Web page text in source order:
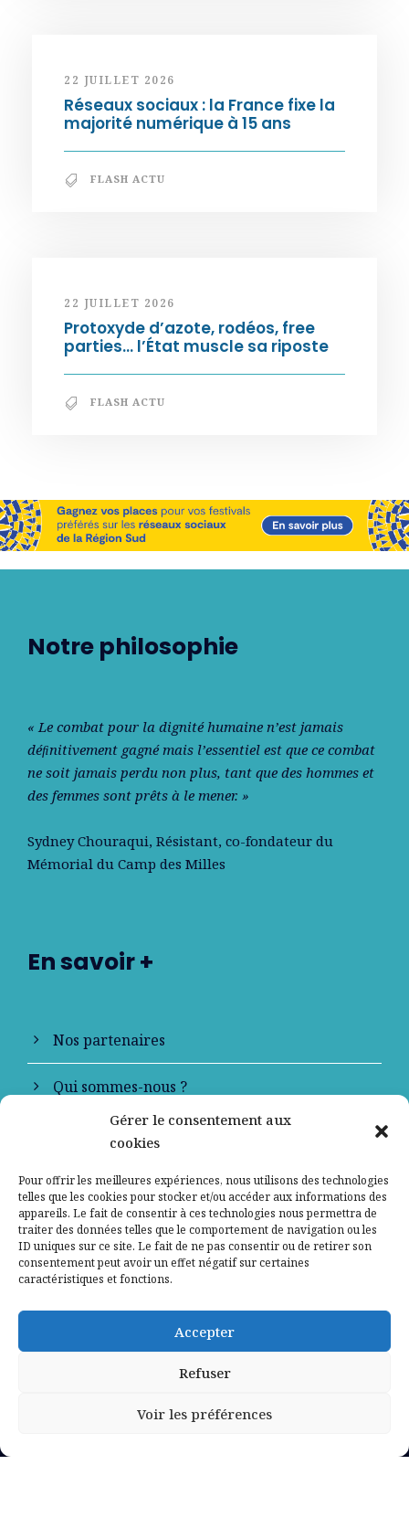
Gérer le consentement aux
cookies
Pour offrir les meilleures expériences, nous utilisons des technologies
telles que les cookies pour stocker et/ou accéder aux informations des
appareils. Le fait de consentir à ces technologies nous permettra de
traiter des données telles que le comportement de navigation ou les
ID uniques sur ce site. Le fait de ne pas consentir ou de retirer son
consentement peut avoir un effet négatif sur certaines
caractéristiques et fonctions.
Accepter
Refuser
Voir les préférences
22 JUILLET 2026
Réseaux sociaux : la France fixe la
majorité numérique à 15 ans
FLASH ACTU
22 JUILLET 2026
Protoxyde d’azote, rodéos, free
parties… l’État muscle sa riposte
FLASH ACTU
Notre philosophie
« Le combat pour la dignité humaine n’est jamais
déﬁnitivement gagné mais l’essentiel est que ce combat
ne soit jamais perdu non plus, tant que des hommes et
des femmes sont prêts à le mener. »
Sydney Chouraqui, Résistant, co-fondateur du
Mémorial du Camp des Milles
En savoir +
Nos partenaires
Qui sommes-nous ?
Contactez-nous
Mentions légales
Politique de confidentialité